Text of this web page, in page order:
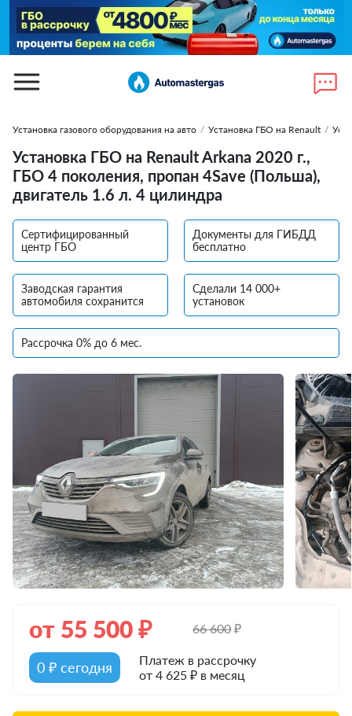
Установка газового оборудования на авто / Установка ГБО на Renault /
Установка ГБО на Renault Arkana 2020 г.,
ГБО 4 поколения, пропан 4Save (Польша),
двигатель 1.6 л. 4 цилиндра
Сертифицированный
центр ГБО
Документы для ГИБДД
бесплатно
Заводская гарантия
автомобиля сохранится
Сделали 14 000+
установок
Рассрочка 0% до 6 мес.
от 55 500₽ 66 600₽
0 ₽ сегодня
Платеж в рассрочку
от 4 625 ₽ в месяц